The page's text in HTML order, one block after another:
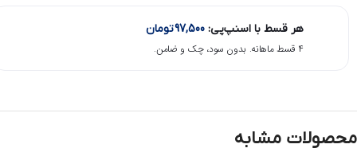
هر قسط با اسنپ‌پی: 97,500تومان
۴ قسط ماهانه. بدون سود، چک و ضامن.
محصولات مشابه